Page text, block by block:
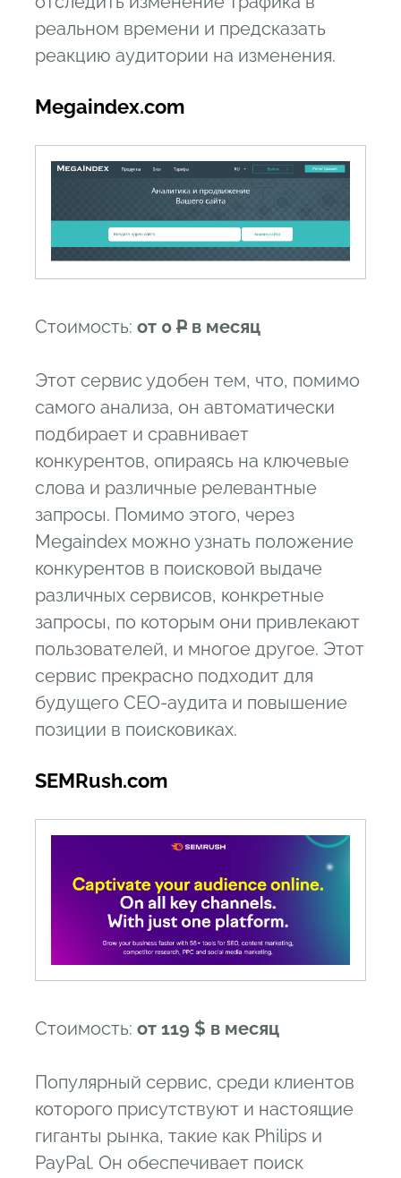
реальном времени и предсказать
реакцию аудитории на изменения.
Megaindex.com
Стоимость: от 0 Р в месяц
Этот сервис удобен тем, что, помимо
самого анализа, он автоматически
подбирает и сравнивает
конкурентов, опираясь на ключевые
слова и различные релевантные
запросы. Помимо этого, через
Megaindex можно узнать положение
конкурентов в поисковой выдаче
различных сервисов, конкретные
запросы, по которым они привлекают
пользователей, и многое другое. Этот
сервис прекрасно подходит для
будущего СЕО-аудита и повышение
позиции в поисковиках.
SEMRush.com
Стоимость: от 119 $ в месяц
Популярный сервис, среди клиентов
которого присутствуют и настоящие
гиганты рынка, такие как Philips и
PayPal. Он обеспечивает поиск